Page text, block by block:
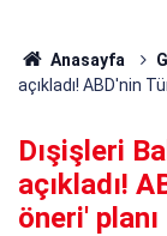
Anasayfa
açıkladı! ABD'nin
Dışişleri
açıkladı!
öneri' planı